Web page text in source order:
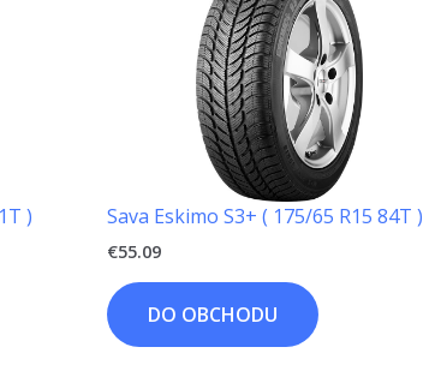
) Sava Eskimo S3+ ( 175/65 R15 84T )
€55.09
DO OBCHODU